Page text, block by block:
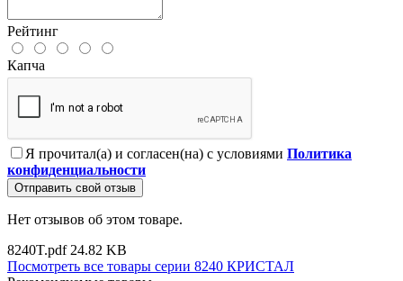
Рейтинг
Капча
Я прочитал(а) и согласен(на) с условиями Политика
конфиденциальности
Отправить свой отзыв
Нет отзывов об этом товаре.
8240T.pdf 24.82 KB
Посмотреть все товары серии 8240 КРИСТАЛ